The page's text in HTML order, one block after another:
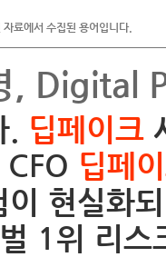
료에서 수집된 용어입니다.
, Digital
. 딥페이크
딥페
현실화
1위 리